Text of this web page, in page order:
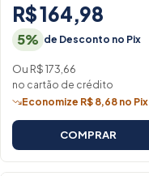
R$ 164,98
5% de Desconto no Pix
Ou R$ 173,66
no cartão de crédito
Economize R$ 8,68 no Pix
COMPRAR